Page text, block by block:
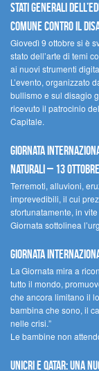
Stati Generali
comune contro il
Giovedì 9 ottobre si è
stato dell’arte di temi
ai nuovi strumenti
L’evento, organizzato
bullismo e sul disagio
ricevuto il patrocinio
Capitale.
Giornata
naturali – 13 ottobre
Terremoti, alluvioni,
imprevedibili, il cui
sfortunatamente, in
Giornata sottolinea
Giornata
La Giornata mira a
tutto il mondo,
che ancora limitano il
bambina che sono, il
nelle crisi.”
Le bambine non
UNICRI e Qatar: